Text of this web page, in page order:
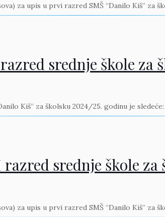
za upis u prvi razred SMŠ “Danilo Kiš” za
srednje škole za
Kiš” za školsku 2024/25. godinu je
srednje škole za
za upis u prvi razred SMŠ “Danilo Kiš” za